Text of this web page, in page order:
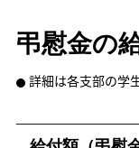
弔慰金の
詳細は各支部の学